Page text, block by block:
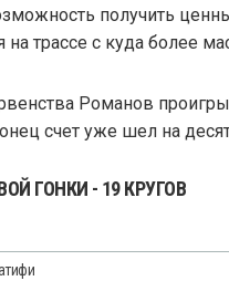
получить
на трассе с куда более
Романов
счет уже шел на
ГОНКИ - 19 КРУГОВ